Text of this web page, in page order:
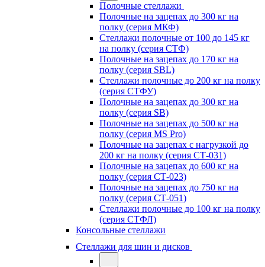
Полочные стеллажи
Полочные на зацепах до 300 кг на
полку (серия МКФ)
Стеллажи полочные от 100 до 145 кг
на полку (серия СТФ)
Полочные на зацепах до 170 кг на
полку (серия SBL)
Стеллажи полочные до 200 кг на полку
(серия СТФУ)
Полочные на зацепах до 300 кг на
полку (серия SB)
Полочные на зацепах до 500 кг на
полку (серия MS Pro)
Полочные на зацепах с нагрузкой до
200 кг на полку (серия СТ-031)
Полочные на зацепах до 600 кг на
полку (серия СТ-023)
Полочные на зацепах до 750 кг на
полку (серия СТ-051)
Стеллажи полочные до 100 кг на полку
(серия СТФЛ)
Консольные стеллажи
Стеллажи для шин и дисков